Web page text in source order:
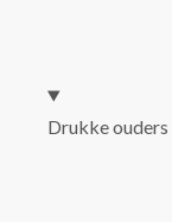
Drukke ouders